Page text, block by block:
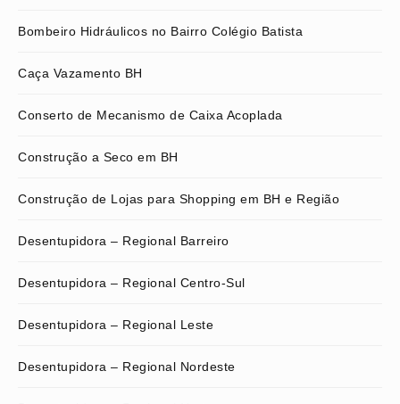
Bombeiro Hidráulicos no Bairro Colégio Batista
Caça Vazamento BH
Conserto de Mecanismo de Caixa Acoplada
Construção a Seco em BH
Construção de Lojas para Shopping em BH e Região
Desentupidora – Regional Barreiro
Desentupidora – Regional Centro-Sul
Desentupidora – Regional Leste
Desentupidora – Regional Nordeste